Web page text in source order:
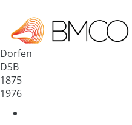
Deutschland
84405
Dorfen
DSB
1875
1976